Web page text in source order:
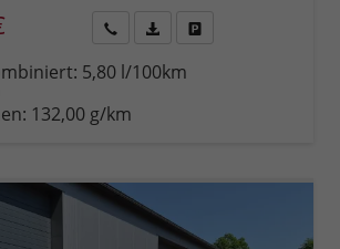
anfordern
Datei,
5,80 l/100km
132,00 g/km